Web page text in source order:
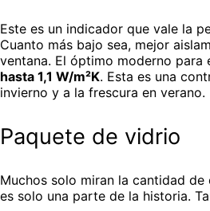
Este es un indicador que vale la
Cuanto más bajo sea, mejor
ventana. El óptimo moderno para
hasta 1,1 W/m²K. Esta es una
invierno y a la frescura en verano.
Paquete de vidrio
Muchos solo miran la cantidad de
es solo una parte de la historia.